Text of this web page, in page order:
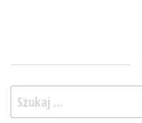
Szukaj: